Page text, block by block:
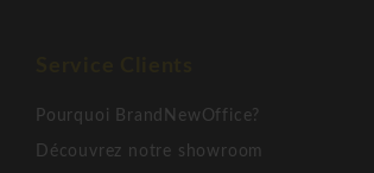
Pourquoi BrandNewOffice?
Découvrez notre showroom